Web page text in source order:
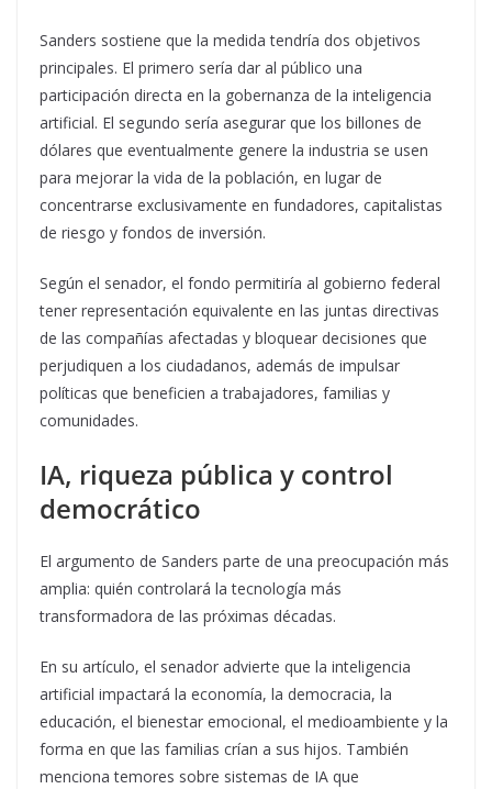
Sanders sostiene que la medida tendría dos objetivos
principales. El primero sería dar al público una
participación directa en la gobernanza de la inteligencia
artificial. El segundo sería asegurar que los billones de
dólares que eventualmente genere la industria se usen
para mejorar la vida de la población, en lugar de
concentrarse exclusivamente en fundadores, capitalistas
de riesgo y fondos de inversión.
Según el senador, el fondo permitiría al gobierno federal
tener representación equivalente en las juntas directivas
de las compañías afectadas y bloquear decisiones que
perjudiquen a los ciudadanos, además de impulsar
políticas que beneficien a trabajadores, familias y
comunidades.
IA, riqueza pública y control
democrático
El argumento de Sanders parte de una preocupación más
amplia: quién controlará la tecnología más
transformadora de las próximas décadas.
En su artículo, el senador advierte que la inteligencia
artificial impactará la economía, la democracia, la
educación, el bienestar emocional, el medioambiente y la
forma en que las familias crían a sus hijos. También
menciona temores sobre sistemas de IA que